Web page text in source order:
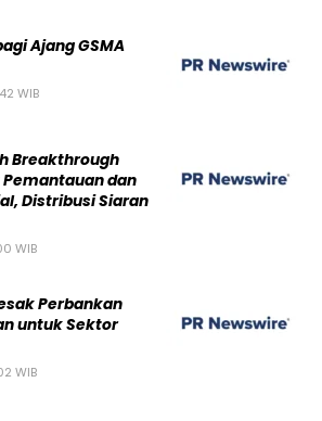
Ajang GSMA
WIB
Breakthrough
dan
Distribusi Siaran
WIB
Perbankan
untuk Sektor
WIB